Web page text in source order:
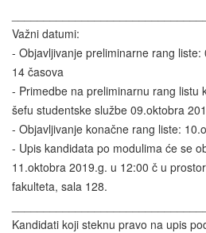
Važni datumi:
- Objavljivanje preliminarne rang
14 časova
- Primedbe na preliminarnu rang listu
šefu studentske službe 09.oktobra
- Objavljivanje konačne rang liste:
- Upis kandidata po modulima će se
11.oktobra 2019.g. u 12:00 č u
fakulteta, sala 128.
Kandidati koji steknu pravo na upis